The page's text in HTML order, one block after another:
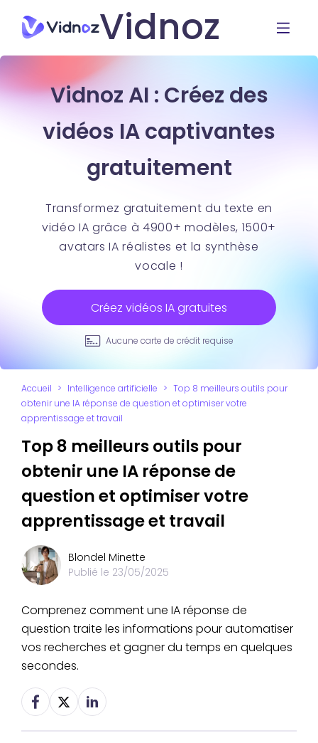
Vidnoz
Vidnoz AI : Créez des
vidéos IA captivantes
gratuitement
Transformez gratuitement du texte en
vidéo IA grâce à 4900+ modèles, 1500+
avatars IA réalistes et la synthèse
vocale !
Créez vidéos IA gratuites
Aucune carte de crédit requise
Accueil > Intelligence artificielle > Top 8 meilleurs outils pour
obtenir une IA réponse de question et optimiser votre
apprentissage et travail
Top 8 meilleurs outils pour
obtenir une IA réponse de
question et optimiser votre
apprentissage et travail
Blondel Minette
Publié le 23/05/2025
Comprenez comment une IA réponse de
question traite les informations pour automatiser
vos recherches et gagner du temps en quelques
secondes.